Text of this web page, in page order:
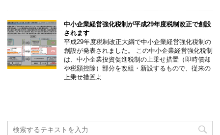
中小企業経営強化税制が平成29年度税制改正で創設
されます
平成29年度税制改正大綱で中小企業経営強化税制の
創設が発表されました。 この中小企業経営強化税制
は、中小企業投資促進税制の上乗せ措置（即時償却
や税額控除）部分を改組・新設するもので、従来の
上乗せ措置よ ...